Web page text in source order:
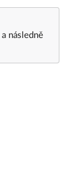
a následně